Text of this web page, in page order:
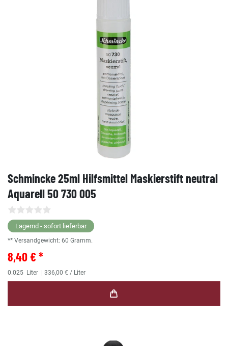
Schmincke 25ml Hilfsmittel Maskierstift neutral
Aquarell 50 730 005
Lagernd - sofort lieferbar
** Versandgewicht: 60 Gramm.
8,40 € *
0.025 Liter | 336,00 € / Liter